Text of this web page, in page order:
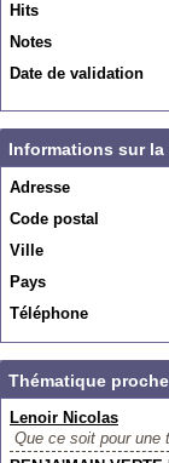
Hits
Notes
Date de validation
Informations sur
Adresse
Code postal
Ville
Pays
Téléphone
Thématique
Lenoir Nicolas
Que ce soit pour une